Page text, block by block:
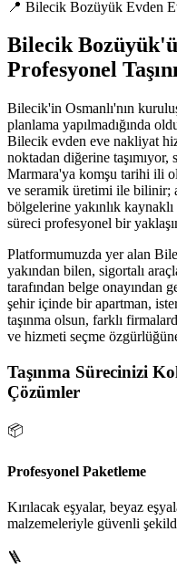
📍 Bilecik Bozüyük Evden
Bilecik
Profesyonel
Bilecik'in Osmanlı'nın
planlama yapılmadığında
Bilecik evden eve nakliyat
noktadan diğerine
Marmara'ya komşu tarihi ili
ve seramik üretimi ile bilinir;
bölgelerine yakınlık
süreci profesyonel bir
Platformumuzda yer alan
yakından bilen, sigortalı
tarafından belge onayından
şehir içinde bir apartman,
taşınma olsun, farklı
ve hizmeti seçme
Taşınma Sürecinizi
Çözümler
📦
Profesyonel Paketleme
Kırılacak eşyalar, beyaz
malzemeleriyle güvenli
🪜